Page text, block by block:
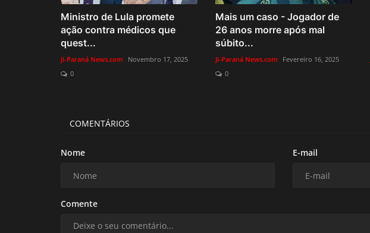
Ministro de Lula promete
ação contra médicos que
quest...
Ji-Paraná News.com
Novembro 17, 2025
0
Mais um caso - Jogador de
26 anos morre após mal
súbito...
Ji-Paraná News.com
Fevereiro 16, 2025
0
COMENTÁRIOS
Nome E-mail
Comente